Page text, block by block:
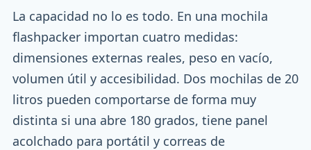
La capacidad no lo es todo. En una mochila
flashpacker importan cuatro medidas:
dimensiones externas reales, peso en vacío,
volumen útil y accesibilidad. Dos mochilas de 20
litros pueden comportarse de forma muy
distinta si una abre 180 grados, tiene panel
acolchado para portátil y correas de